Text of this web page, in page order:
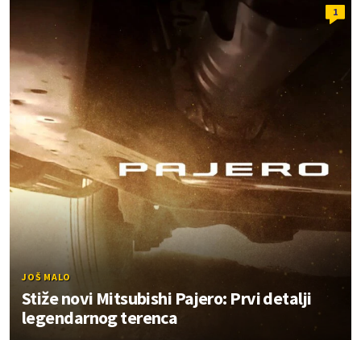
1
JOŠ MALO
Stiže novi Mitsubishi Pajero: Prvi detalji
legendarnog terenca